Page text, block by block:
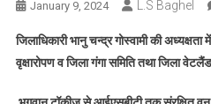
January 9, 2024 L.S Baghel
जिलाधिकारी भानु चन्द्र गोस्वामी की अध्यक्षता
वृक्षारोपण व जिला गंगा समिति तथा जिला